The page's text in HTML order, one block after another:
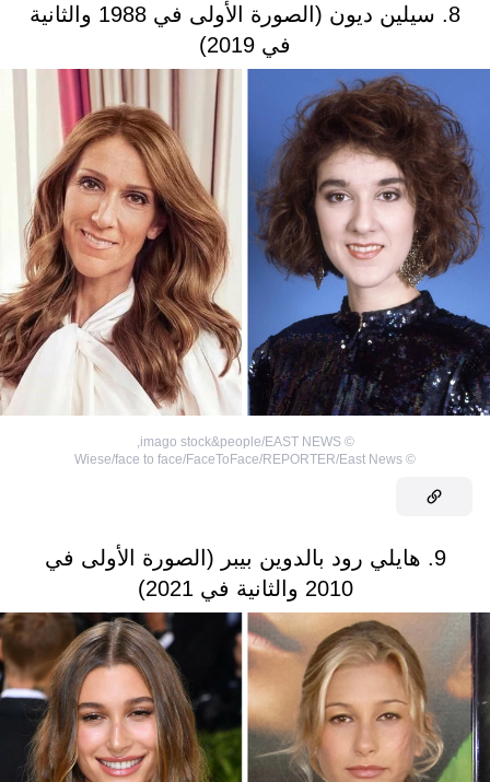
8. سيلين ديون (الصورة الأولى في 1988 والثانية
في 2019)
©
imago stock&people/EAST NEWS
,
©
Wiese/face to face/FaceToFace/REPORTER/East News
9. هايلي رود بالدوين بيبر (الصورة الأولى في
2010 والثانية في 2021)